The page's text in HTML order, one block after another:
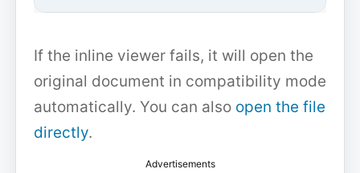
If the inline viewer fails, it will open the
original document in compatibility mode
automatically. You can also open the file
directly.
Advertisements